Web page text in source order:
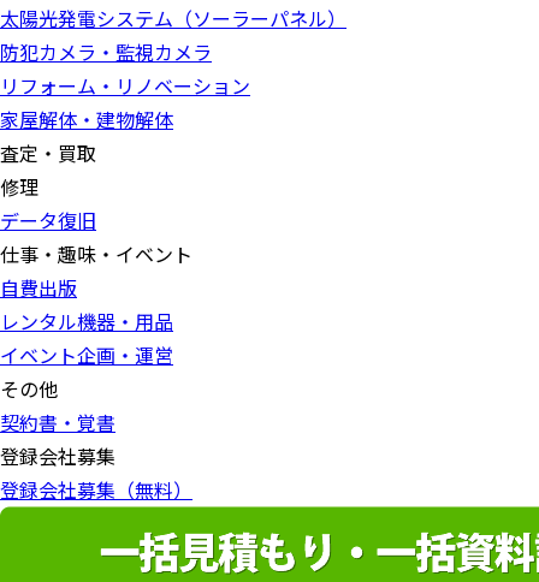
太陽光発電システム（ソーラーパネル）
防犯カメラ・監視カメラ
リフォーム・リノベーション
家屋解体・建物解体
査定・買取
修理
データ復旧
仕事・趣味・イベント
自費出版
レンタル機器・用品
イベント企画・運営
その他
契約書・覚書
登録会社募集
登録会社募集（無料）